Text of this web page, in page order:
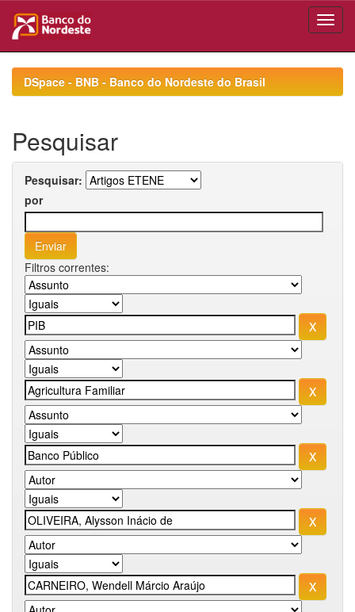
navigationDSpace - BNB - Banco do Nordeste do Brasil
Pesquisar
Pesquisar:
por
Filtros correntes: